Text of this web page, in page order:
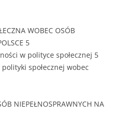
WOBEC OSÓB
5
w polityce społecznej 5
społecznej wobec
NIEPEŁNOSPRAWNYCH NA